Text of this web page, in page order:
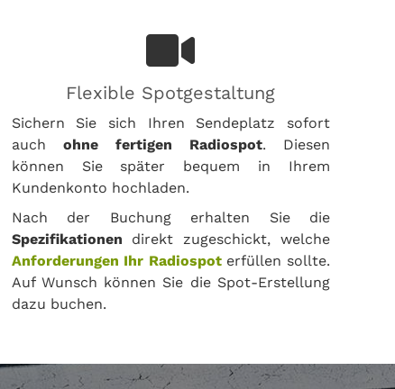
Flexible Spotgestaltung
Sichern Sie sich Ihren Sendeplatz sofort
auch ohne fertigen Radiospot. Diesen
können Sie später bequem in Ihrem
Kundenkonto hochladen.
Nach der Buchung erhalten Sie die
Spezifikationen direkt zugeschickt, welche
Anforderungen Ihr Radiospoterfüllen sollte.
Auf Wunsch können Sie die Spot-Erstellung
dazu buchen.